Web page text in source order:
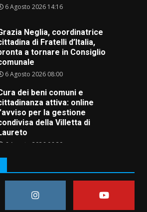
6 Agosto 2026 14:16
Neglia, coordinatrice
di Fratelli d’Italia,
a tornare in Consiglio
6 Agosto 2026 08:00
dei beni comuni e
attiva: online
l’avviso per la gestione
della Villetta di
6 Agosto 2026 06:20
de “L’Albergo
Il rapimento”
6 Agosto 2026 06:15